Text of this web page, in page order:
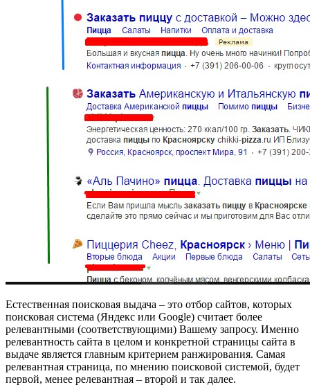
Естественная поисковая выдача – это отбор сайтов, которых
поисковая система (Яндекс или Google) считает более
релевантными (соответствующими) Вашему запросу. Именно
релевантность сайта в целом и конкретной страницы сайта в
выдаче является главным критерием ранжирования. Самая
релевантная страница, по мнению поисковой системой, будет
первой, менее релевантная – второй и так далее.